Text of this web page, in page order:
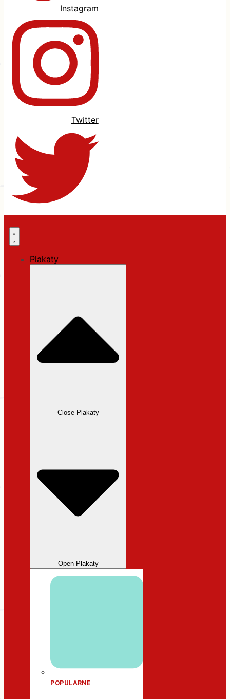
Instagram
Twitter
Plakaty
Close Plakaty
Open Plakaty
POPULARNE